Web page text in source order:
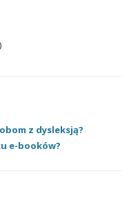
z dysleksją?
e-booków?